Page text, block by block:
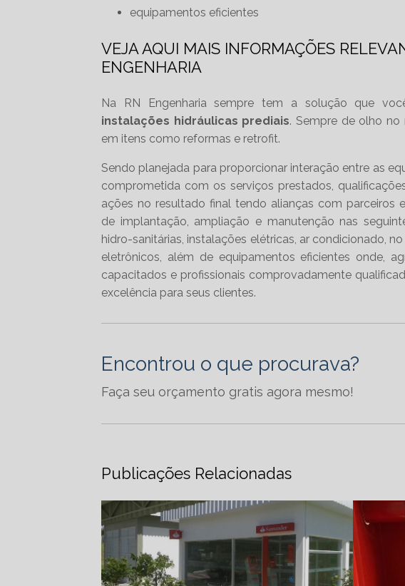
equipamentos eficientes
VEJA AQUI MAIS INFORMAÇÕES
ENGENHARIA
Na RN Engenharia sempre tem a solução que
instalações hidráulicas prediais. Sempre de olho
em itens como reformas e retrofit.
Sendo planejada para proporcionar interação entre as
comprometida com os serviços prestados,
ações no resultado final tendo alianças com parceiros
de implantação, ampliação e manutenção nas
hidro-sanitárias, instalações elétricas, ar condicionado,
eletrônicos, além de equipamentos eficientes onde,
capacitados e profissionais comprovadamente
excelência para seus clientes.
Encontrou o que procurava?
Faça seu orçamento gratis agora mesmo!
Publicações Relacionadas